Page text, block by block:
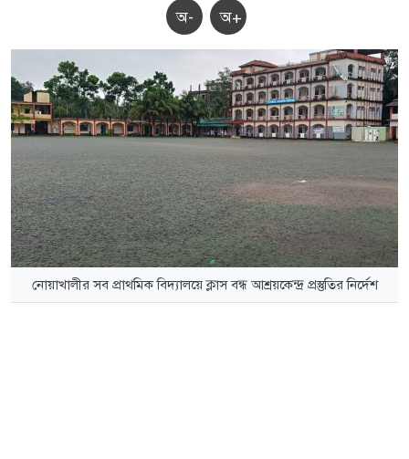
অ- অ+
নোয়াখালীর সব প্রাথমিক বিদ্যালয়ে ক্লাস বন্ধ আশ্রয়কেন্দ্র প্রস্তুতির নির্দেশ